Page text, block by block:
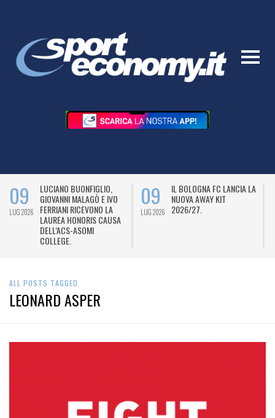
09
LUG 2026
LUCIANO BUONFIGLIO,
GIOVANNI MALAGÒ E IVO
FERRIANI RICEVONO LA
LAUREA HONORIS CAUSA
DELL’ACS-ASOMI
COLLEGE.
09
LUG 2026
IL BOLOGNA FC LANCIA LA
NUOVA AWAY KIT
2026/27.
ALL POSTS TAGGED
LEONARD ASPER